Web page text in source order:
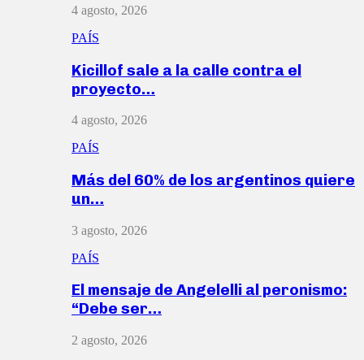
4 agosto, 2026
PAÍS
Kicillof sale a la calle contra el
proyecto…
4 agosto, 2026
PAÍS
Más del 60% de los argentinos quiere
un…
3 agosto, 2026
PAÍS
El mensaje de Angelelli al peronismo:
“Debe ser…
2 agosto, 2026